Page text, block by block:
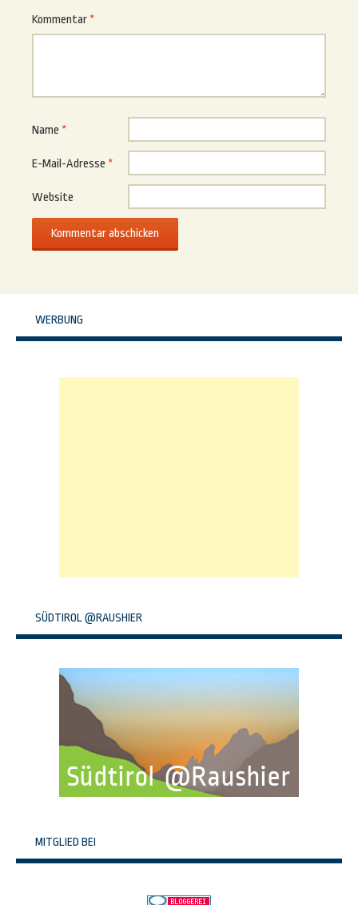
Kommentar *
Name *
E-Mail-Adresse *
Website
WERBUNG
SÜDTIROL @RAUSHIER
MITGLIED BEI